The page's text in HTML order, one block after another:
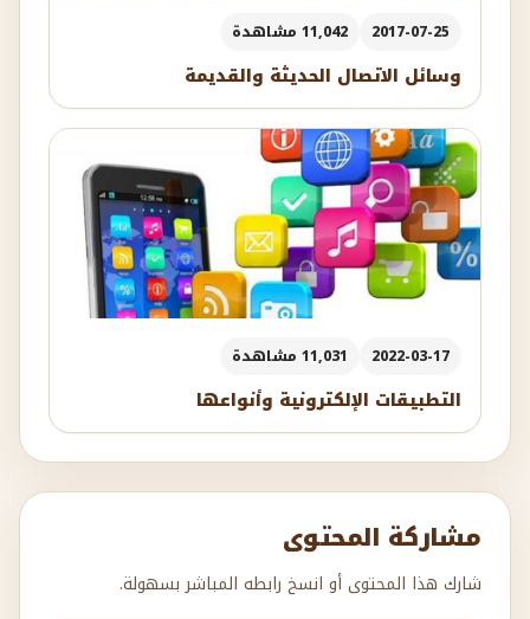
2017-07-25 11,042 مشاهدة
وسائل الاتصال الحديثة والقديمة
2022-03-17 11,031 مشاهدة
التطبيقات الإلكترونية وأنواعها
مشاركة المحتوى
شارك هذا المحتوى أو انسخ رابطه المباشر بسهولة.